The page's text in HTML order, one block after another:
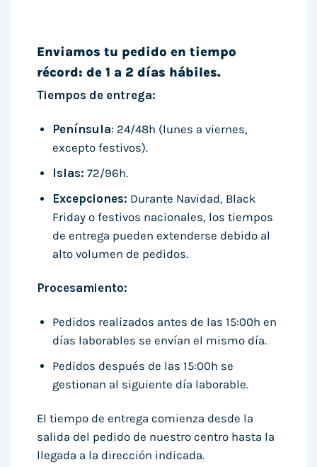
Enviamos tu pedido en tiempo
récord: de 1 a 2 días hábiles.
Tiempos de entrega:
Península: 24/48h (lunes a viernes,
excepto festivos).
Islas: 72/96h.
Excepciones: Durante Navidad, Black
Friday o festivos nacionales, los tiempos
de entrega pueden extenderse debido al
alto volumen de pedidos.
Procesamiento:
Pedidos realizados antes de las 15:00h en
días laborables se envían el mismo día.
Pedidos después de las 15:00h se
gestionan al siguiente día laborable.
El tiempo de entrega comienza desde la
salida del pedido de nuestro centro hasta la
llegada a la dirección indicada.